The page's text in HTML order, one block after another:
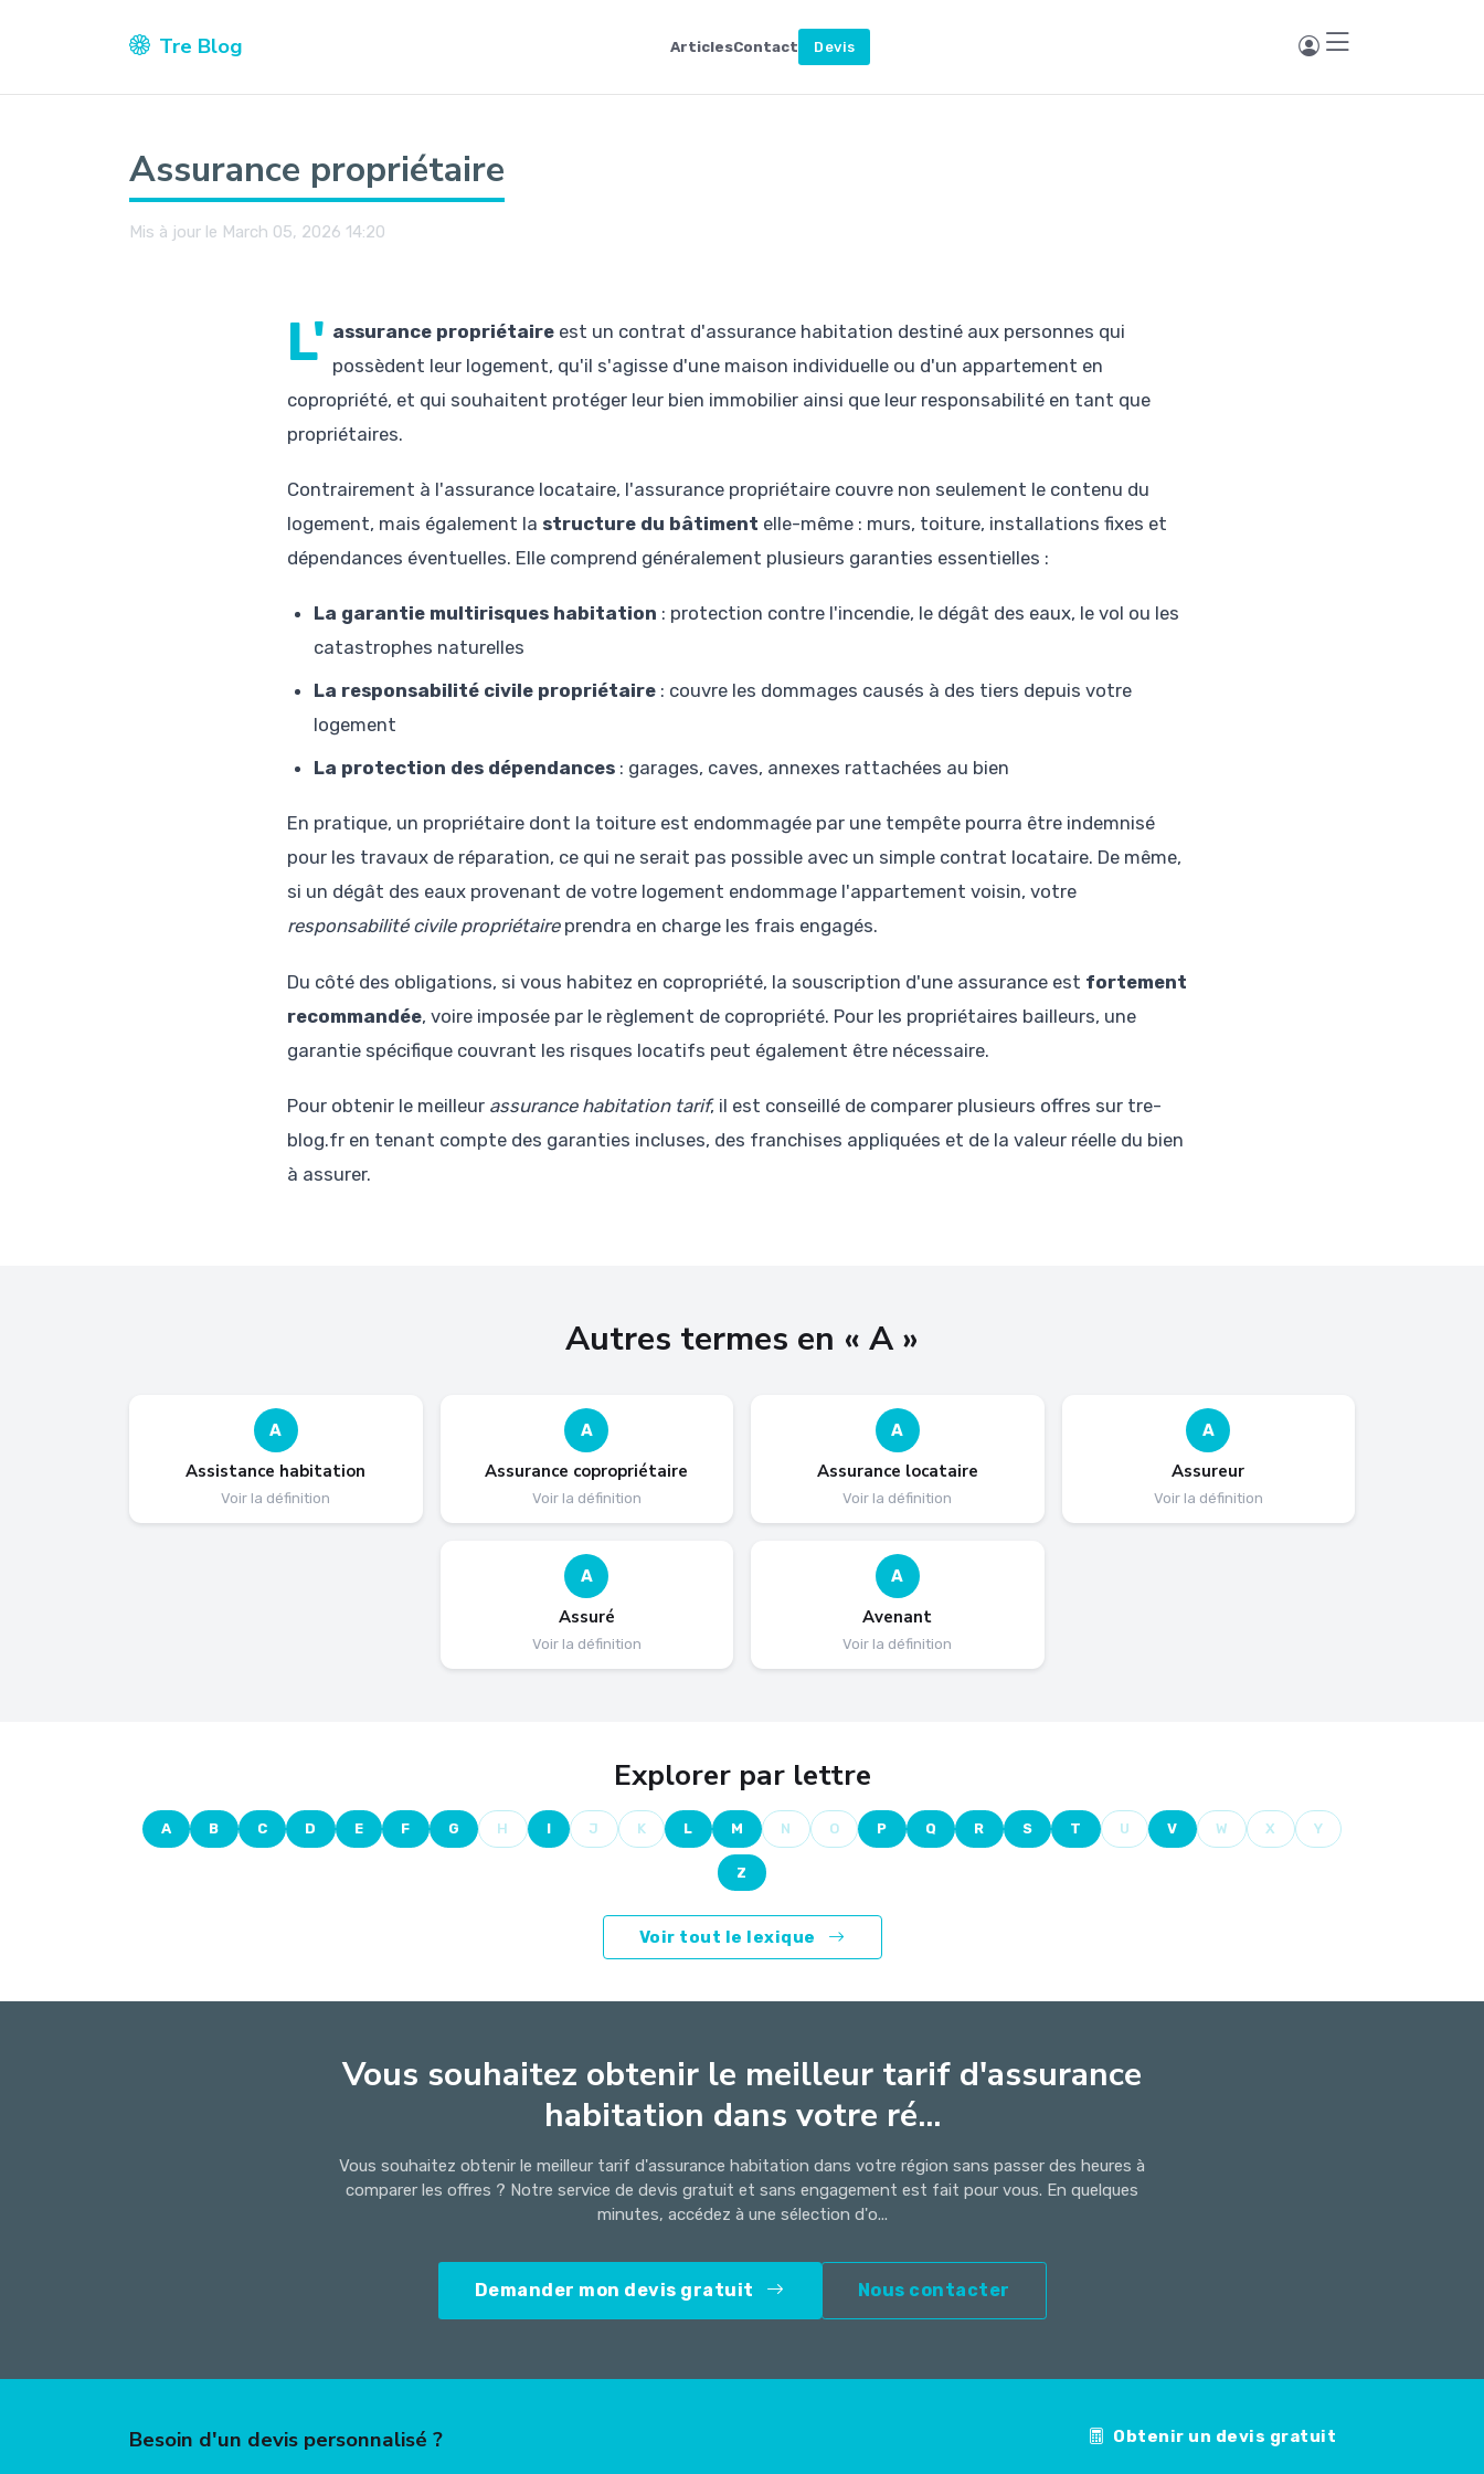
Tre Blog ArticlesContact Devis
Assurance propriétaire
Mis à jour le March 05, 2026 14:20
L' assurance propriétaireest un contrat d'assurance habitation destiné aux personnes qui
possèdent leur logement, qu'il s'agisse d'une maison individuelle ou d'un appartement en
copropriété, et qui souhaitent protéger leur bien immobilier ainsi que leur responsabilité en tant que
propriétaires.
Contrairement à l'assurance locataire, l'assurance propriétaire couvre non seulement le contenu du
logement, mais également la structure du bâtiment elle-même : murs, toiture, installations fixes et
dépendances éventuelles. Elle comprend généralement plusieurs garanties essentielles :
La garantie multirisques habitation : protection contre l'incendie, le dégât des eaux, le vol ou les
catastrophes naturelles
La responsabilité civile propriétaire: couvre les dommages causés à des tiers depuis votre
logement
La protection des dépendances: garages, caves, annexes rattachées au bien
En pratique, un propriétaire dont la toiture est endommagée par une tempête pourra être indemnisé
pour les travaux de réparation, ce qui ne serait pas possible avec un simple contrat locataire. De même,
si un dégât des eaux provenant de votre logement endommage l'appartement voisin, votre
responsabilité civile propriétaireprendra en charge les frais engagés.
Du côté des obligations, si vous habitez en copropriété, la souscription d'une assurance est fortement
recommandée, voire imposée par le règlement de copropriété. Pour les propriétaires bailleurs, une
garantie spécifique couvrant les risques locatifs peut également être nécessaire.
Pour obtenir le meilleur assurance habitation tarif, il est conseillé de comparer plusieurs offres sur tre-
blog.fr en tenant compte des garanties incluses, des franchises appliquées et de la valeur réelle du bien
à assurer.
Autres termes en « A »
A
Assistance habitation
Voir la définition
A
Assurance copropriétaire
Voir la définition
A
Assurance locataire
Voir la définition
A
Assureur
Voir la définition
A
Assuré
Voir la définition
A
Avenant
Voir la définition
Explorer par lettre
A B C D E F G H I J K L M N O P Q R S T U V W X Y
Z
Voir tout le lexique
Vous souhaitez obtenir le meilleur tarif d'assurance
habitation dans votre ré...
Vous souhaitez obtenir le meilleur tarif d'assurance habitation dans votre région sans passer des heures à
comparer les offres ? Notre service de devis gratuit et sans engagement est fait pour vous. En quelques
minutes, accédez à une sélection d'o...
Demander mon devis gratuit Nous contacter
Besoin d'un devis personnalisé ? Obtenir un devis gratuit